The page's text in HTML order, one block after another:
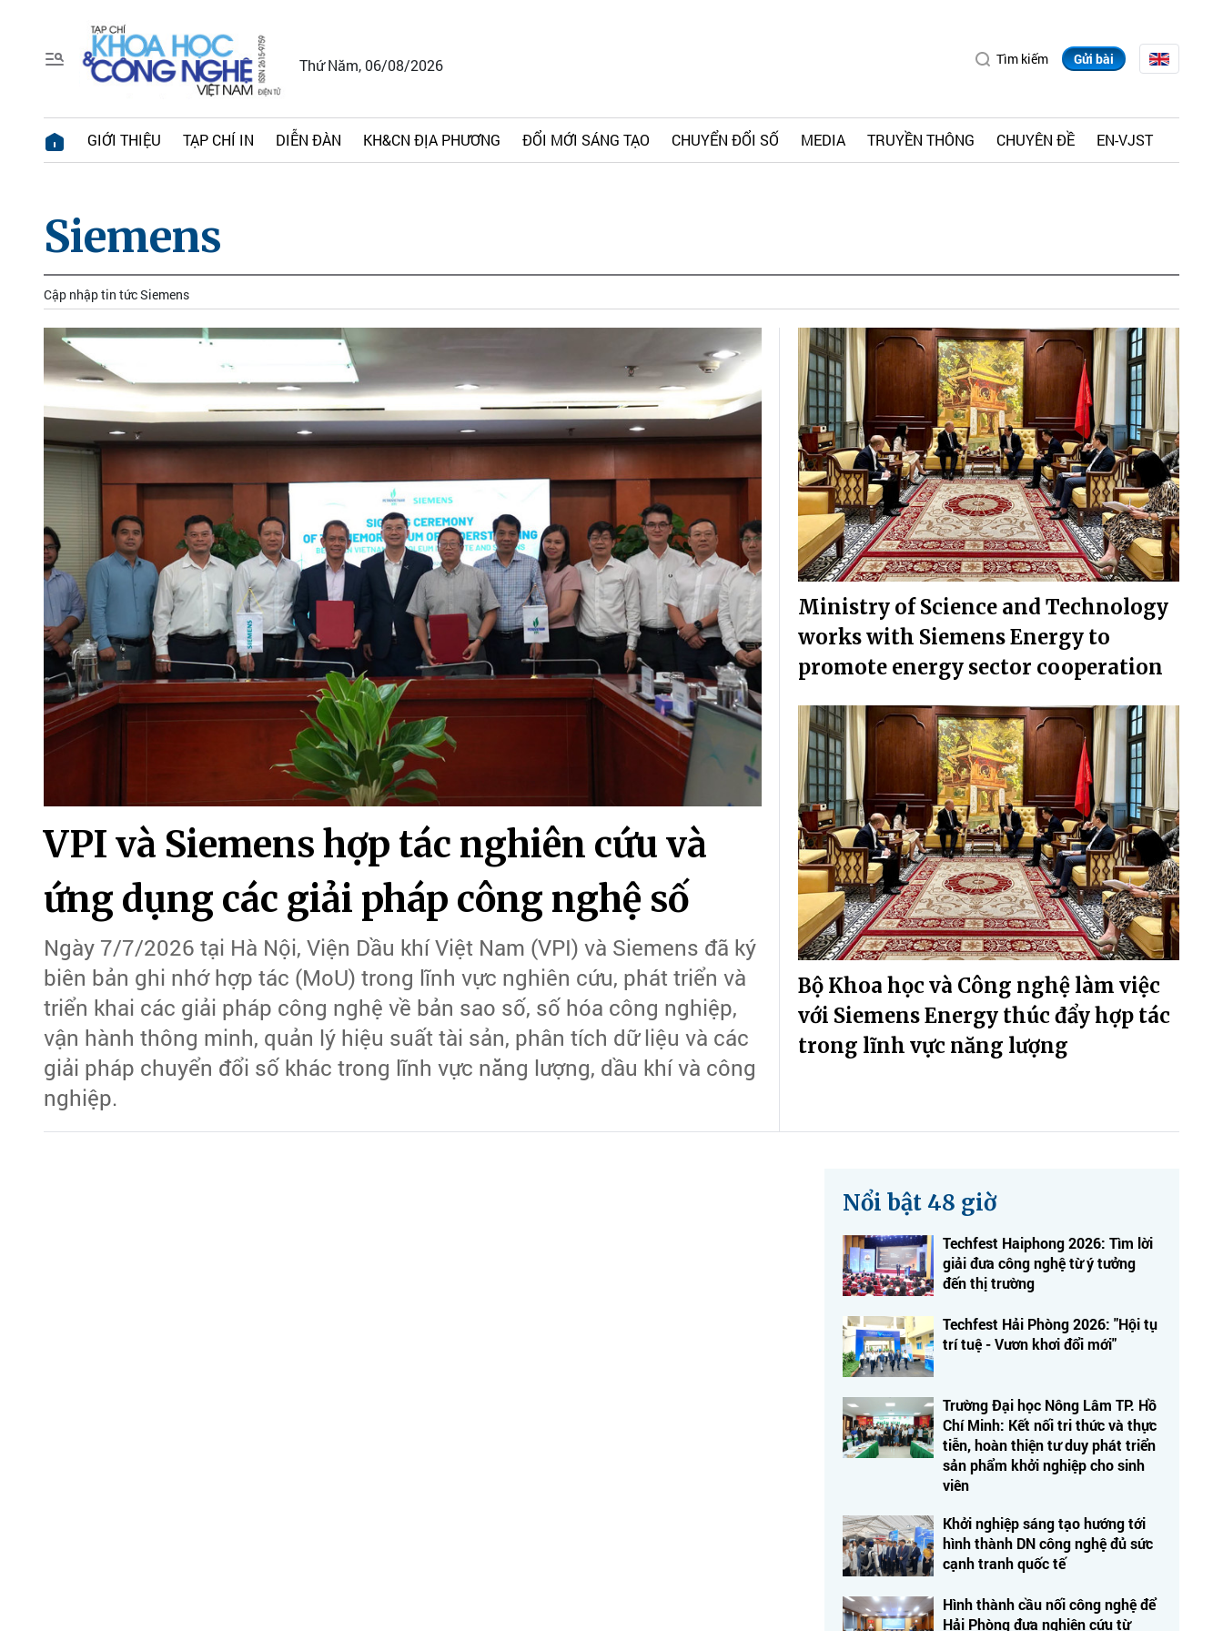
Thứ Năm, 06/08/2026 Tìm kiếm Gửi bài
GIỚI THIỆU TẠP CHÍ IN DIỄN ĐÀN KH&CN ĐỊA PHƯƠNG ĐỔI MỚI SÁNG TẠO CHUYỂN ĐỔI SỐ MEDIA TRUYỀN THÔNG CHUYÊN ĐỀ EN-VJST
Siemens
Cập nhập tin tức Siemens
VPI và Siemens hợp tác nghiên cứu và
ứng dụng các giải pháp công nghệ số
Ngày 7/7/2026 tại Hà Nội, Viện Dầu khí Việt Nam (VPI) và Siemens đã ký
biên bản ghi nhớ hợp tác (MoU) trong lĩnh vực nghiên cứu, phát triển và
triển khai các giải pháp công nghệ về bản sao số, số hóa công nghiệp,
vận hành thông minh, quản lý hiệu suất tài sản, phân tích dữ liệu và các
giải pháp chuyển đổi số khác trong lĩnh vực năng lượng, dầu khí và công
nghiệp.
Ministry of Science and Technology
works with Siemens Energy to
promote energy sector cooperation
Bộ Khoa học và Công nghệ làm việc
với Siemens Energy thúc đẩy hợp tác
trong lĩnh vực năng lượng
Nổi bật 48 giờ
Techfest Haiphong 2026: Tìm lời
giải đưa công nghệ từ ý tưởng
đến thị trường
Techfest Hải Phòng 2026: "Hội tụ
trí tuệ - Vươn khơi đổi mới"
Trường Đại học Nông Lâm TP. Hồ
Chí Minh: Kết nối tri thức và thực
tiễn, hoàn thiện tư duy phát triển
sản phẩm khởi nghiệp cho sinh
viên
Khởi nghiệp sáng tạo hướng tới
hình thành DN công nghệ đủ sức
cạnh tranh quốc tế
Hình thành cầu nối công nghệ để
Hải Phòng đưa nghiên cứu từ